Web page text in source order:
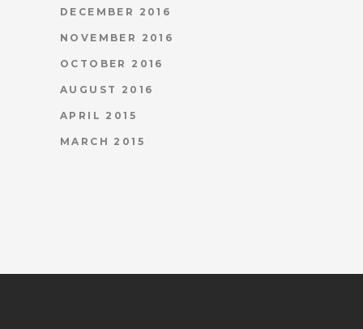
DECEMBER 2016
NOVEMBER 2016
OCTOBER 2016
AUGUST 2016
APRIL 2015
MARCH 2015